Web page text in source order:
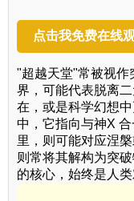
点击我免费在线
"超越天堂"常被视作
界，可能代表脱离
在，或是科学幻想
中，它指向与神X
里，则可能对应涅
则常将其解构为突
的核心，始终是人